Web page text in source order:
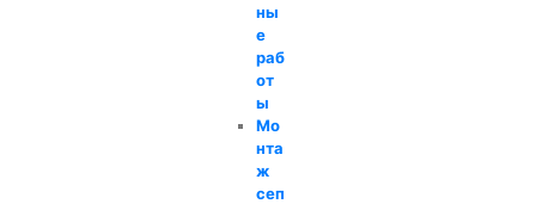
ны
е
раб
от
ы
Мо
нта
ж
сеп